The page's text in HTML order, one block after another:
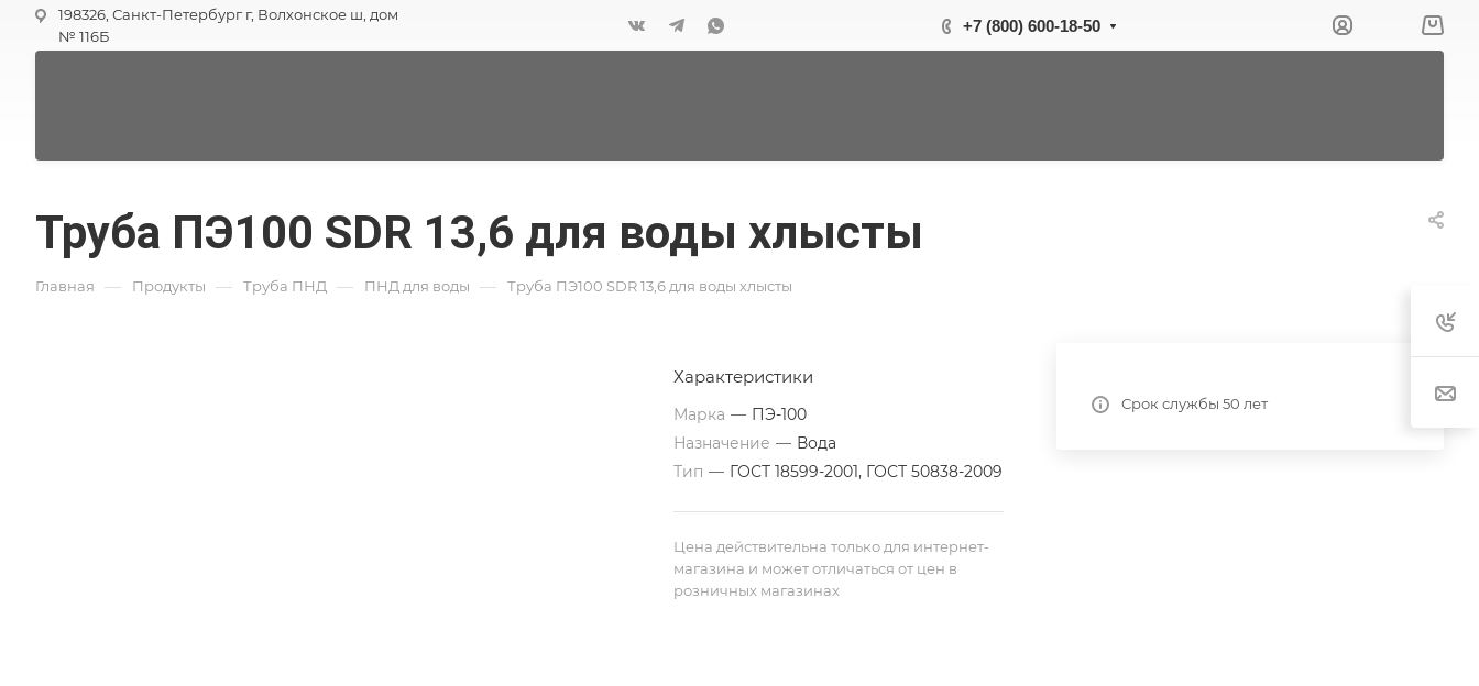
198326, Санкт-Петербург г, Волхонское ш, дом
№ 116Б
+7 (800) 600-18-50
Труба ПЭ100 SDR 13,6 для воды хлысты
Главная — Продукты — Труба ПНД — ПНД для воды — Труба ПЭ100 SDR 13,6 для воды хлысты
Срок службы 50 лет
Характеристики
Марка — ПЭ-100
Назначение — Вода
Тип — ГОСТ 18599-2001, ГОСТ 50838-2009
Цена действительна только для интернет-
магазина и может отличаться от цен в
розничных магазинах